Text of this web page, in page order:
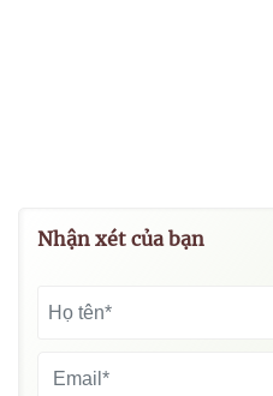
Nhận xét của bạn